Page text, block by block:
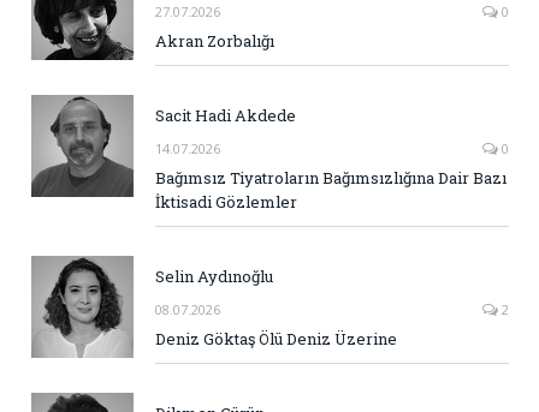
27.07.2026 0
Akran Zorbalığı
Sacit Hadi Akdede
14.07.2026 0
Bağımsız Tiyatroların Bağımsızlığına Dair Bazı
İktisadi Gözlemler
Selin Aydınoğlu
08.07.2026 2
Deniz Göktaş Ölü Deniz Üzerine